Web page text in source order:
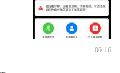
06-16